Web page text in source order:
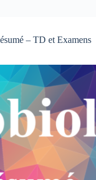
– TD et Examens